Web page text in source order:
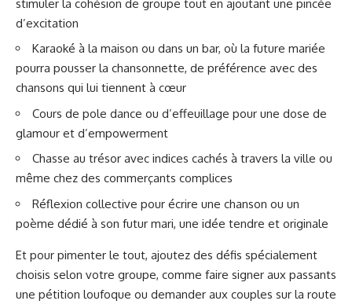
stimuler la cohésion de groupe tout en ajoutant une pincée
d’excitation
Karaoké à la maison ou dans un bar, où la future mariée
pourra pousser la chansonnette, de préférence avec des
chansons qui lui tiennent à cœur
Cours de pole dance ou d’effeuillage pour une dose de
glamour et d’empowerment
Chasse au trésor avec indices cachés à travers la ville ou
même chez des commerçants complices
Réflexion collective pour écrire une chanson ou un
poème dédié à son futur mari, une idée tendre et originale
Et pour pimenter le tout, ajoutez des défis spécialement
choisis selon votre groupe, comme faire signer aux passants
une pétition loufoque ou demander aux couples sur la route